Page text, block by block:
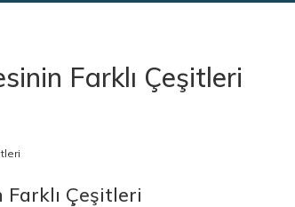
Farklı Çeşitleri
Çeşitleri